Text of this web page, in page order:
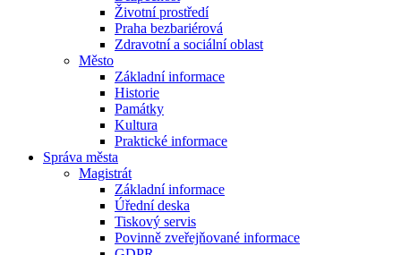
Životní prostředí
Praha bezbariérová
Zdravotní a sociální oblast
Město
Základní informace
Historie
Památky
Kultura
Praktické informace
Správa města
Magistrát
Základní informace
Úřední deska
Tiskový servis
Povinně zveřejňované informace